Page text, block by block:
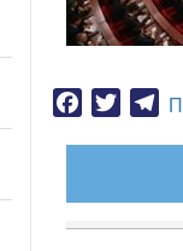
Facebook
Twitter